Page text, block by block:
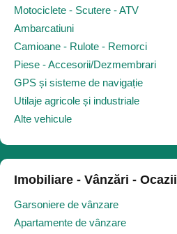
Motociclete - Scutere - ATV
Ambarcatiuni
Camioane - Rulote - Remorci
Piese - Accesorii/Dezmembrari
GPS și sisteme de navigație
Utilaje agricole și industriale
Alte vehicule
Imobiliare - Vânzări - Ocazii
Garsoniere de vânzare
Apartamente de vânzare